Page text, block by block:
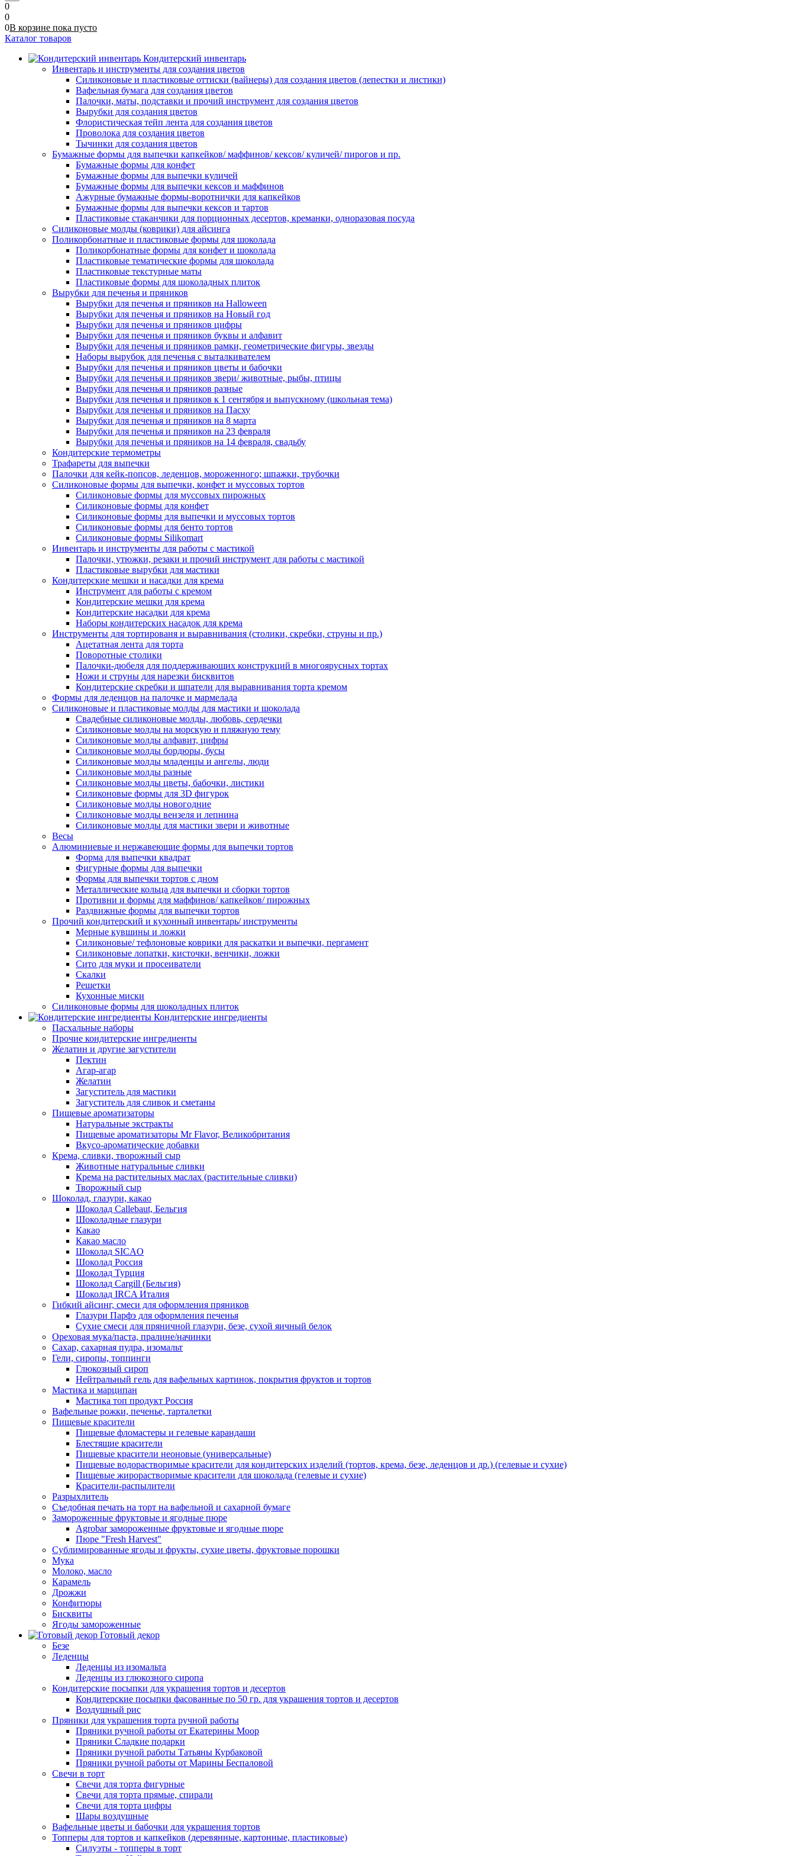
0
0
0В корзине пока пусто
Каталог товаров
Кондитерский инвентарь
Инвентарь и инструменты для создания цветов
Силиконовые и пластиковые оттиски (вайнеры) для создания цветов (лепестки и листики)
Вафельная бумага для создания цветов
Палочки, маты, подставки и прочий инструмент для создания цветов
Вырубки для создания цветов
Флористическая тейп лента для создания цветов
Проволока для создания цветов
Тычинки для создания цветов
Бумажные формы для выпечки капкейков/ маффинов/ кексов/ куличей/ пирогов и пр.
Бумажные формы для конфет
Бумажные формы для выпечки куличей
Бумажные формы для выпечки кексов и маффинов
Ажурные бумажные формы-воротнички для капкейков
Бумажные формы для выпечки кексов и тартов
Пластиковые стаканчики для порционных десертов, креманки, одноразовая посуда
Силиконовые молды (коврики) для айсинга
Поликорбонатные и пластиковые формы для шоколада
Поликорбонатные формы для конфет и шоколада
Пластиковые тематические формы для шоколада
Пластиковые текстурные маты
Пластиковые формы для шоколадных плиток
Вырубки для печенья и пряников
Вырубки для печенья и пряников на Halloween
Вырубки для печенья и пряников на Новый год
Вырубки для печенья и пряников цифры
Вырубки для печенья и пряников буквы и алфавит
Вырубки для печенья и пряников рамки, геометрические фигуры, звезды
Наборы вырубок для печенья с выталкивателем
Вырубки для печенья и пряников цветы и бабочки
Вырубки для печенья и пряников звери/ животные, рыбы, птицы
Вырубки для печенья и пряников разные
Вырубки для печенья и пряников к 1 сентября и выпускному (школьная тема)
Вырубки для печенья и пряников на Пасху
Вырубки для печенья и пряников на 8 марта
Вырубки для печенья и пряников на 23 февраля
Вырубки для печенья и пряников на 14 февраля, свадьбу
Кондитерские термометры
Трафареты для выпечки
Палочки для кейк-попсов, леденцов, мороженного; шпажки, трубочки
Силиконовые формы для выпечки, конфет и муссовых тортов
Силиконовые формы для муссовых пирожных
Силиконовые формы для конфет
Силиконовые формы для выпечки и муссовых тортов
Силиконовые формы для бенто тортов
Силиконовые формы Silikomart
Инвентарь и инструменты для работы с мастикой
Палочки, утюжки, резаки и прочий инструмент для работы с мастикой
Пластиковые вырубки для мастики
Кондитерские мешки и насадки для крема
Инструмент для работы с кремом
Кондитерские мешки для крема
Кондитерские насадки для крема
Наборы кондитерских насадок для крема
Инструменты для тортированя и выравнивания (столики, скребки, струны и пр.)
Ацетатная лента для торта
Поворотные столики
Палочки-дюбеля для поддерживающих конструкций в многоярусных тортах
Ножи и струны для нарезки бисквитов
Кондитерские скребки и шпатели для выравнивания торта кремом
Формы для леденцов на палочке и мармелада
Силиконовые и пластиковые молды для мастики и шоколада
Свадебные силиконовые молды, любовь, сердечки
Силиконовые молды на морскую и пляжную тему
Силиконовые молды алфавит, цифры
Силиконовые молды бордюры, бусы
Силиконовые молды младенцы и ангелы, люди
Силиконовые молды разные
Силиконовые молды цветы, бабочки, листики
Силиконовые формы для 3D фигурок
Силиконовые молды новогодние
Силиконовые молды вензеля и лепнина
Силиконовые молды для мастики звери и животные
Весы
Алюминиевые и нержавеющие формы для выпечки тортов
Форма для выпечки квадрат
Фигурные формы для выпечки
Формы для выпечки тортов с дном
Металлические кольца для выпечки и сборки тортов
Противни и формы для маффинов/ капкейков/ пирожных
Раздвижные формы для выпечки тортов
Прочий кондитерский и кухонный инвентарь/ инструменты
Мерные кувшины и ложки
Силиконовые/ тефлоновые коврики для раскатки и выпечки, пергамент
Силиконовые лопатки, кисточки, венчики, ложки
Сито для муки и просеиватели
Скалки
Решетки
Кухонные миски
Силиконовые формы для шоколадных плиток
Кондитерские ингредиенты
Пасхальные наборы
Прочие кондитерские ингредиенты
Желатин и другие загустители
Пектин
Агар-агар
Желатин
Загуститель для мастики
Загуститель для сливок и сметаны
Пищевые ароматизаторы
Натуральные экстракты
Пищевые ароматизаторы Mr Flavor, Великобритания
Вкусо-ароматические добавки
Крема, сливки, творожный сыр
Животные натуральные сливки
Крема на растительных маслах (растительные сливки)
Творожный сыр
Шоколад, глазури, какао
Шоколад Callebaut, Бельгия
Шоколадные глазури
Какао
Какао масло
Шоколад SICAO
Шоколад Россия
Шоколад Турция
Шоколад Cargill (Бельгия)
Шоколад IRCA Италия
Гибкий айсинг, смеси для оформления пряников
Глазури Парфэ для оформления печенья
Сухие смеси для пряничной глазури, безе, сухой яичный белок
Ореховая мука/паста, пралине/начинки
Сахар, сахарная пудра, изомальт
Гели, сиропы, топпинги
Глюкозный сироп
Нейтральный гель для вафельных картинок, покрытия фруктов и тортов
Мастика и марципан
Мастика топ продукт Россия
Вафельные рожки, печенье, тарталетки
Пищевые красители
Пищевые фломастеры и гелевые карандаши
Блестящие красители
Пищевые красители неоновые (универсальные)
Пищевые водорастворимые красители для кондитерских изделий (тортов, крема, безе, леденцов и др.) (гелевые и сухие)
Пищевые жирорастворимые красители для шоколада (гелевые и сухие)
Красители-распылители
Разрыхлитель
Съедобная печать на торт на вафельной и сахарной бумаге
Замороженные фруктовые и ягодные пюре
Agrobar замороженные фруктовые и ягодные пюре
Пюре "Fresh Harvest"
Сублимированные ягоды и фрукты, сухие цветы, фруктовые порошки
Мука
Молоко, масло
Карамель
Дрожжи
Конфитюры
Бисквиты
Ягоды замороженные
Готовый декор
Безе
Леденцы
Леденцы из изомальта
Леденцы из глюкозного сиропа
Кондитерские посыпки для украшения тортов и десертов
Кондитерские посыпки фасованные по 50 гр. для украшения тортов и десертов
Воздушный рис
Пряники для украшения торта ручной работы
Пряники ручной работы от Екатерины Моор
Пряники Сладкие подарки
Пряники ручной работы Татьяны Курбаковой
Пряники ручной работы от Марины Беспаловой
Свечи в торт
Свечи для торта фигурные
Свечи для торта прямые, спирали
Свечи для торта цифры
Шары воздушные
Вафельные цветы и бабочки для украшения тортов
Топперы для тортов и капкейков (деревянные, картонные, пластиковые)
Силуэты - топперы в торт